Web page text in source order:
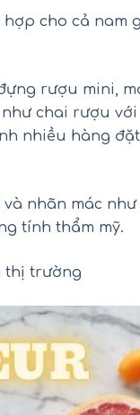
cho cả nam
rượu mini,
chai rượu với
nhiều hàng đặt
nhãn mác như
tính thẩm mỹ.
thị trường
Tylenol cho bé 2-11
Tylenol Pain+Fever
390.000
290.000 ₫